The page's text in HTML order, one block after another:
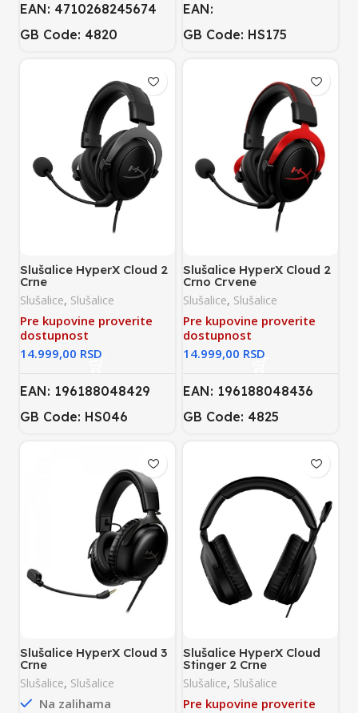
EAN: 4710268245674
GB Code: 4820
EAN:
GB Code: HS175
Slušalice HyperX Cloud 2
Crne
Slušalice, Slušalice
Pre kupovine proverite
dostupnost
RSD
EAN: 196188048429
GB Code: HS046
Slušalice HyperX Cloud 2
Crno Crvene
Slušalice, Slušalice
Pre kupovine proverite
dostupnost
RSD
EAN: 196188048436
GB Code: 4825
Slušalice HyperX Cloud 3
Crne
Slušalice, Slušalice
Na zalihama
Slušalice HyperX Cloud
Stinger 2 Crne
Slušalice, Slušalice
Pre kupovine proverite